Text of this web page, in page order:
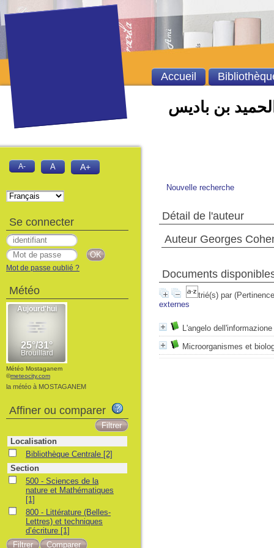
بن باديس
Nouvelle recherche
Détail de l'auteur
Auteur Georges
Documents
trié(s) par
externes
L'angelo dell'informazione
Microorganismes et
Accueil
A- A A+
Se connecter
Mot de passe oublié ?
Météo
Météo Mostaganem
©meteocity.com
la météo à MOSTAGANEM
Affiner ou comparer
Localisation
Bibliothèque Centrale [2]
Section
500 - Sciences de la
nature et Mathématiques
[1]
800 - Littérature (Belles-
Lettres) et techniques
d’écriture [1]